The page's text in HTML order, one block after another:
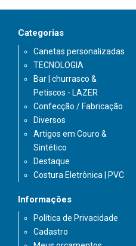
Categorias
Canetas personalizadas
TECNOLOGIA
Bar | churrasco &
Petiscos - LAZER
Confecção / Fabricação
Diversos
Artigos em Couro &
Sintético
Destaque
Costura Eletrônica | PVC
Informações
Política de Privacidade
Cadastro